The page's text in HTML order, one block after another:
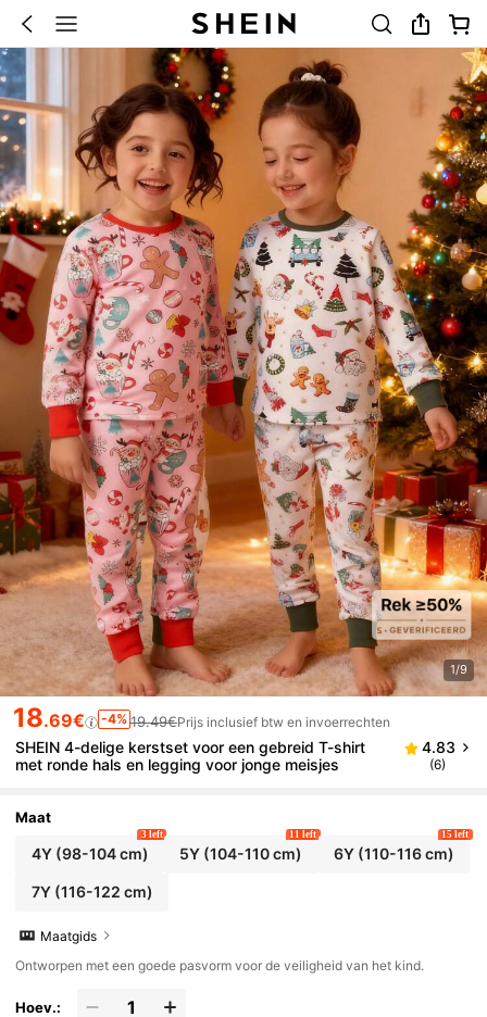
1/9
18.69€ -4% 19.49€Prijs inclusief btw en invoerrechten
SHEIN 4-delige kerstset voor een gebreid T-shirt
met ronde hals en legging voor jonge meisjes
4.83
(6)
Maat
4Y(98-104 cm)
3 left
5Y (104-110 cm)
11 left
6Y(110-116 cm)
15 left
7Y(116-122 cm)
Maatgids
Ontworpen met een goede pasvorm voor de veiligheid van het kind.
Hoev.: